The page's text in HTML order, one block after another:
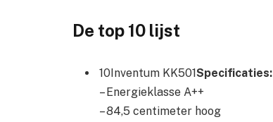
De top 10 lijst
10Inventum KK501Specificaties:
– Energieklasse A++
– 84,5 centimeter hoog